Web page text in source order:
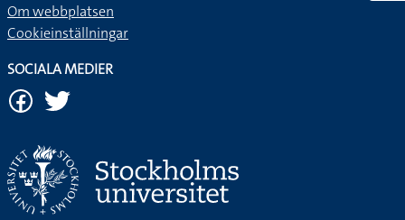
Om webbplatsen
Cookieinställningar
SOCIALA MEDIER